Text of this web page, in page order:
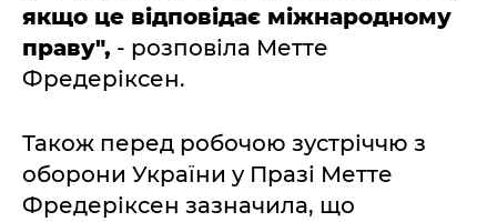
якщо це відповідає міжнародному
праву", - розповіла Метте
Фредеріксен.
Також перед робочою зустріччю з
оборони України у Празі Метте
Фредеріксен зазначила, що